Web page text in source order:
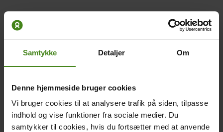
Samtykke Detaljer Om
Denne hjemmeside bruger cookies
Vi bruger cookies til at analysere trafik på siden, tilpasse
indhold og vise funktioner fra sociale medier. Du
samtykker til cookies, hvis du fortsætter med at anvende
Related
content
Main
picture
Happy
Body
Happy er 10 år og går i 4.
klasse. Hun bor i
picture
Musik og dans
Body
Lyt til noget af det musik,
som Ezekiel danser til.